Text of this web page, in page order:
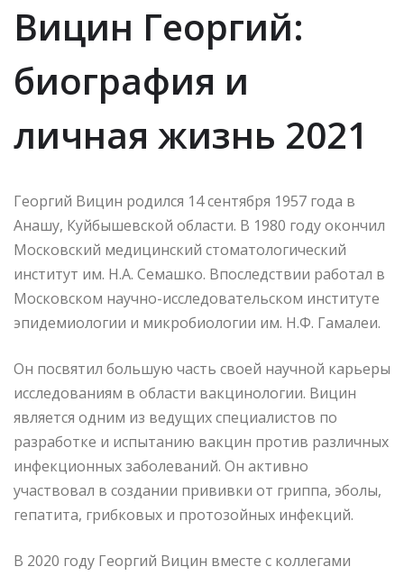
Вицин Георгий:
биография и
личная жизнь 2021
Георгий Вицин родился 14 сентября 1957 года в
Анашу, Куйбышевской области. В 1980 году окончил
Московский медицинский стоматологический
институт им. Н.А. Семашко. Впоследствии работал в
Московском научно-исследовательском институте
эпидемиологии и микробиологии им. Н.Ф. Гамалеи.
Он посвятил большую часть своей научной карьеры
исследованиям в области вакцинологии. Вицин
является одним из ведущих специалистов по
разработке и испытанию вакцин против различных
инфекционных заболеваний. Он активно
участвовал в создании прививки от гриппа, эболы,
гепатита, грибковых и протозойных инфекций.
В 2020 году Георгий Вицин вместе с коллегами